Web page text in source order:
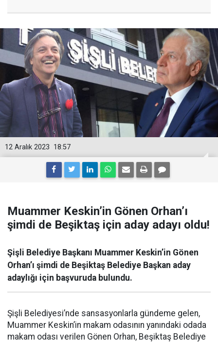
18:57
12 Aralık 2023
Muammer Keskin’in Gönen Orhan’ı
şimdi de Beşiktaş için aday adayı oldu!
Şişli Belediye Başkanı Muammer Keskin’in Gönen
Orhan’ı şimdi de Beşiktaş Belediye Başkan aday
adaylığı için başvuruda bulundu.
Şişli Belediyesi’nde sansasyonlarla gündeme gelen,
Muammer Keskin’in makam odasının yanındaki odada
makam odası verilen Gönen Orhan, Beşiktaş Belediye